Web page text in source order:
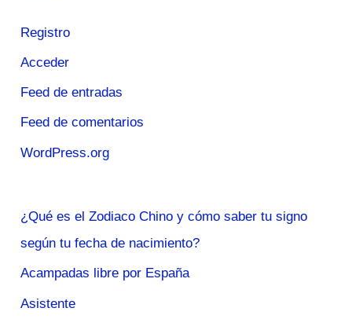
Registro
Acceder
Feed de entradas
Feed de comentarios
WordPress.org
¿Qué es el Zodiaco Chino y cómo saber tu signo
según tu fecha de nacimiento?
Acampadas libre por España
Asistente